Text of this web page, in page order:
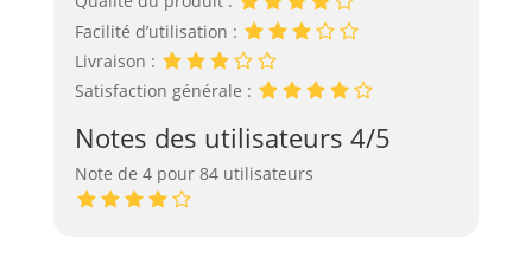
Facilité d’utilisation :
Livraison :
Satisfaction générale :
Notes des utilisateurs 4/5
Note de 4 pour 84 utilisateurs